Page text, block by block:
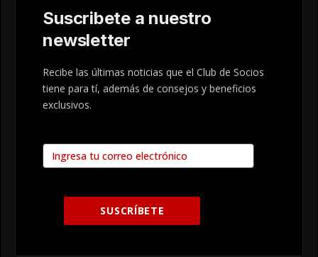
Suscribete a nuestro
newsletter
Recibe las últimas noticias que el Club de Socios
tiene para tí, además de consejos y beneficios
exclusivos.